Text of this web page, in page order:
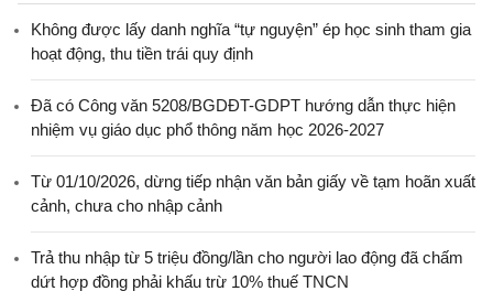
Không được lấy danh nghĩa “tự nguyện” ép học sinh tham gia
hoạt động, thu tiền trái quy định
Đã có Công văn 5208/BGDĐT-GDPT hướng dẫn thực hiện
nhiệm vụ giáo dục phổ thông năm học 2026-2027
Từ 01/10/2026, dừng tiếp nhận văn bản giấy về tạm hoãn xuất
cảnh, chưa cho nhập cảnh
Trả thu nhập từ 5 triệu đồng/lần cho người lao động đã chấm
dứt hợp đồng phải khấu trừ 10% thuế TNCN